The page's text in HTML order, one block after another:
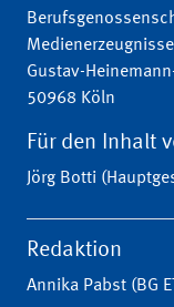
Medienerzeugnisse
Gustav-
50968 Köln
Für den Inhalt
Jörg Botti
Redaktion
Annika Pabst (BG